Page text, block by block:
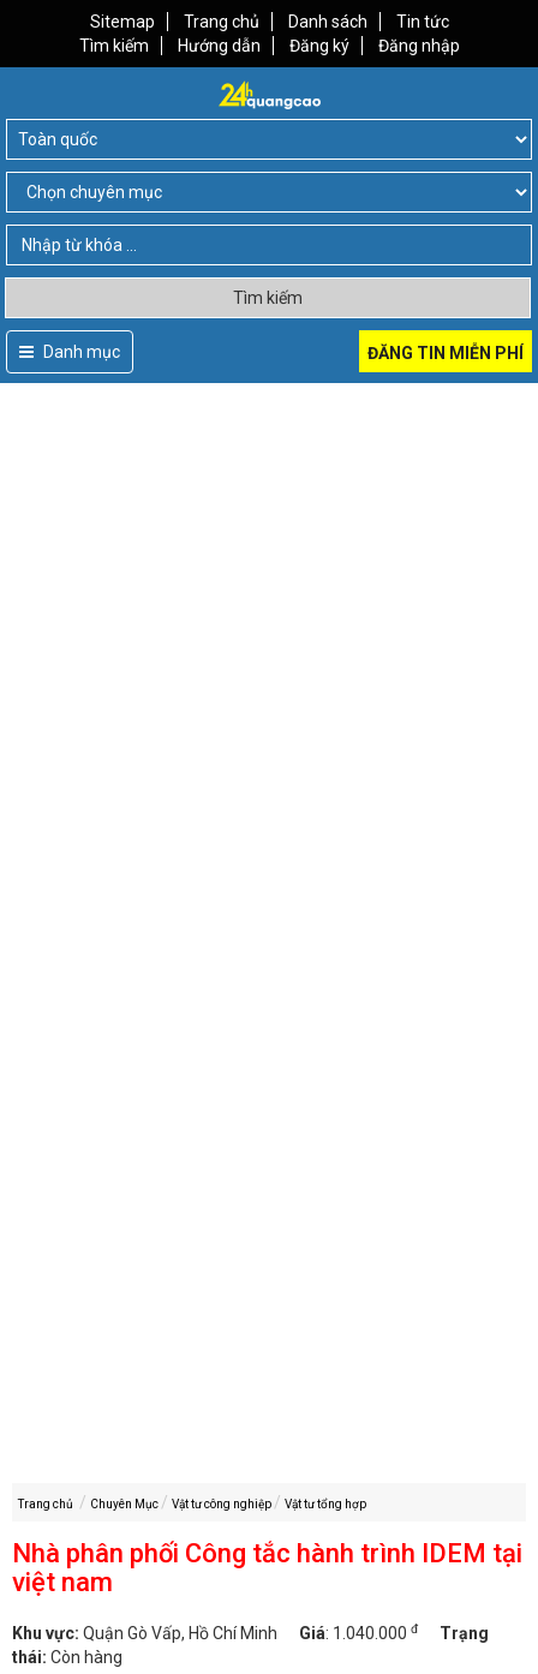
Sitemap Trang chủ Danh sách
Tin tức
Tìm kiếm
Hướng dẫn Đăng ký Đăng nhập
Tìm kiếm
Danh mục ĐĂNG TIN MIỄN PHÍ
Trang chủ Chuyên Mục Vật tư công nghiệp Vật tư tổng hợp
Nhà phân phối Công tắc hành trình IDEM tại
việt nam
Khu vực: Quận Gò Vấp, Hồ Chí Minh Giá: 1.040.000 đ
Trạng
thái: Còn hàng